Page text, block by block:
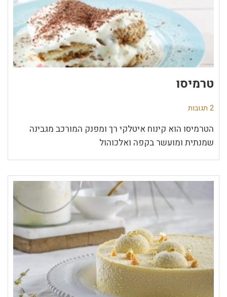
טרמיסו
2 תגובות
הטרמיסו הוא קינוח איטלקי רך ומפנק המורכב מגבינה
שמנתית ומועשר בקפה ואלכוהול